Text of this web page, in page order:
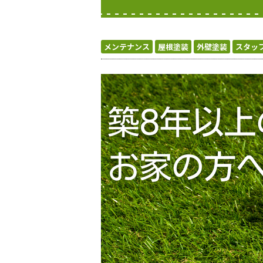
メンテナンス 屋根塗装 外壁塗装 スタッ